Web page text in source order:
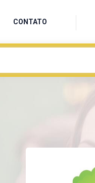
CONTATO